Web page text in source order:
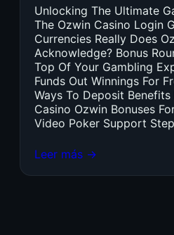
Unlocking The Ultimate
The Ozwin Casino Login
Currencies Really Does
Acknowledge? Bonus
Top Of Your Gambling
Funds Out Winnings For
Ways To Deposit
Casino Ozwin Bonuses
Video Poker Support
Leer más →